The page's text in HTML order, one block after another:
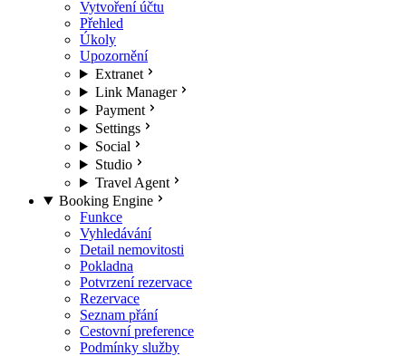
Vytvoření účtu
Přehled
Úkoly
Upozornění
Extranet
Link Manager
Payment
Settings
Social
Studio
Travel Agent
Booking Engine
Funkce
Vyhledávání
Detail nemovitosti
Pokladna
Potvrzení rezervace
Rezervace
Seznam přání
Cestovní preference
Podmínky služby